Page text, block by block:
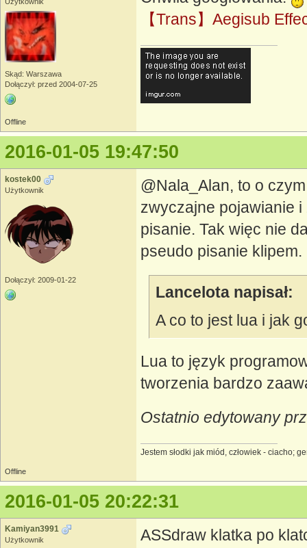
Skąd: Warszawa
Dołączył: przed 2004-07-25
【Trans】Aegisub
Offline
2016-01-05 19:47:50
kostek00
Użytkownik
Dołączył: 2009-01-22
@Nala_Alan, to o
zwyczajne pojawianie i
pisanie. Tak więc nie
pseudo pisanie klipem.
Lancelota napisał:
A co to jest lua i jak
Lua to język
tworzenia bardzo
Ostatnio edytowany
Jestem słodki jak miód, człowiek - ciacho;
Offline
2016-01-05 20:22:31
Kamiyan3991
Użytkownik
ASSdraw klatka po